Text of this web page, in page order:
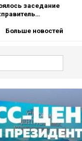
заседание
Больше новостей